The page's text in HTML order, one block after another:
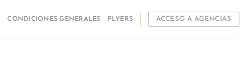
CONDICIONES GENERALES FLYERS ACCESO A AGENCIAS